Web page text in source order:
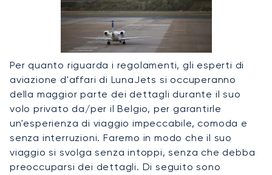
Per quanto riguarda i regolamenti, gli esperti di
aviazione d'affari di LunaJets si occuperanno
della maggior parte dei dettagli durante il suo
volo privato da/per il Belgio, per garantirle
un'esperienza di viaggio impeccabile, comoda e
senza interruzioni. Faremo in modo che il suo
viaggio si svolga senza intoppi, senza che debba
preoccuparsi dei dettagli. Di seguito sono